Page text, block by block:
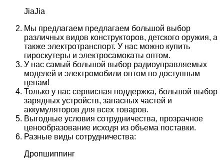
JiaJia
Мы предлагаем предлагаем большой выбор
различных видов конструкторов, детского оружия, а
также электротранспорт. У нас можно купить
гироскутеры и электросамокаты оптом.
У нас самый большой выбор радиоуправляемых
моделей и электромобили оптом по доступным
ценам!
Только у нас сервисная поддержка, большой выбор
зарядных устройств, запасных частей и
аккумуляторов для всех товаров.
Выгодные условия сотрудничества, прозрачное
ценообразование исходя из объема поставки.
Разные виды сотрудничества:
Дропшиппинг